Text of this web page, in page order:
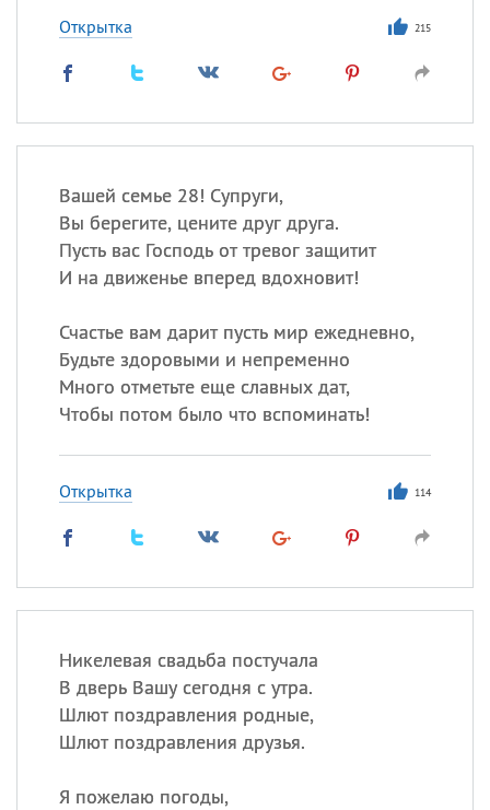
Открытка 215
Вашей семье 28! Супруги,
Вы берегите, цените друг друга.
Пусть вас Господь от тревог защитит
И на движенье вперед вдохновит!
Счастье вам дарит пусть мир ежедневно,
Будьте здоровыми и непременно
Много отметьте еще славных дат,
Чтобы потом было что вспоминать!
Открытка 114
Никелевая свадьба постучала
В дверь Вашу сегодня с утра.
Шлют поздравления родные,
Шлют поздравления друзья.
Я пожелаю погоды,